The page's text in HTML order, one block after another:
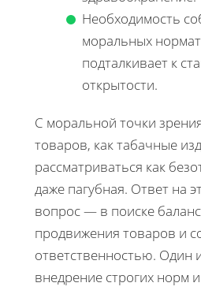
Необходимость
моральных
подталкивает к
открытости.
С моральной точки
товаров, как табачные
рассматриваться как
даже пагубная. Ответ на
вопрос — в поиске
продвижения товаров и
ответственностью. Один
внедрение строгих норм